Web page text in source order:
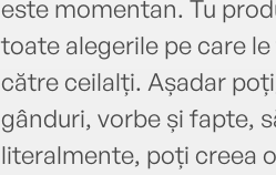
este momentan. Tu
toate alegerile pe care
către ceilalți. Așadar
gânduri, vorbe și fapte,
literalmente, poți creea